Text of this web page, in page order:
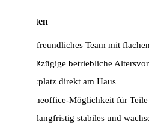
Wir bieten
Ein freundliches Team mit
Großzügige betriebliche
Parkplatz direkt am Haus
Homeoffice-Möglichkeit für
Ein langfristig stabiles und